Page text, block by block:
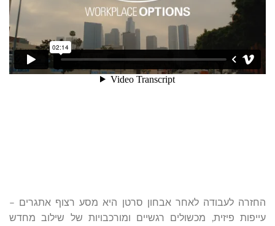
החזרה לעבודה לאחר אבחון סרטן היא מסע רצוף אתגרים –
עייפות פיזית, מכשולים רגשיים ומורכבויות של שילוב מחדש